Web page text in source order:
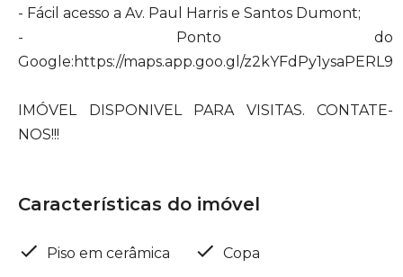
- Fácil acesso a Av. Paul Harris e Santos Dumont;
- Ponto do
Google:https://maps.app.goo.gl/z2kYFdPy1ysaPERL9
IMÓVEL DISPONIVEL PARA VISITAS. CONTATE-
NOS!!!
Características do imóvel
Piso em cerâmica Copa